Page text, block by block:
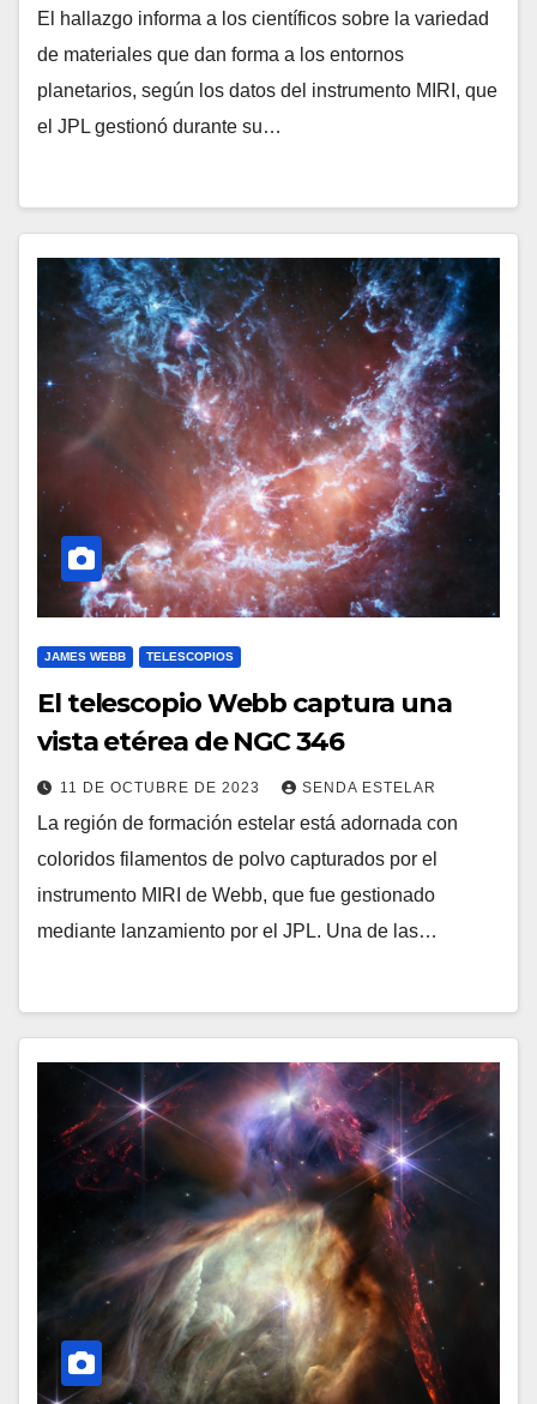
El hallazgo informa a los científicos sobre la variedad
de materiales que dan forma a los entornos
planetarios, según los datos del instrumento MIRI, que
el JPL gestionó durante su…
JAMES WEBB TELESCOPIOS
El telescopio Webb captura una
vista etérea de NGC 346
11 DE OCTUBRE DE 2023 SENDA ESTELAR
La región de formación estelar está adornada con
coloridos filamentos de polvo capturados por el
instrumento MIRI de Webb, que fue gestionado
mediante lanzamiento por el JPL. Una de las…